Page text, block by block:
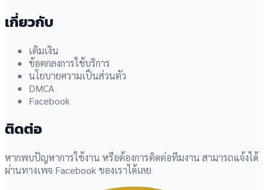
เกี่ยวกับ
เติมเงิน
ข้อตกลงการใช้บริการ
นโยบายความเป็นส่วนตัว
DMCA
Facebook
ติดต่อ
หากพบปัญหาการใช้งาน หรือต้องการติดต่อทีมงาน สามารถแจ้งได้
ผ่านทางเพจ Facebook ของเราได้เลย